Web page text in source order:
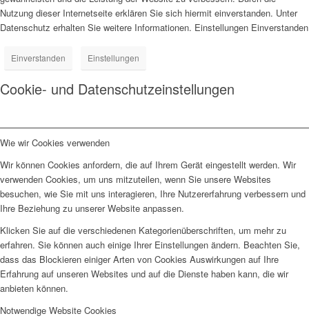
Nutzung dieser Internetseite erklären Sie sich hiermit einverstanden. Unter
Datenschutz erhalten Sie weitere Informationen. Einstellungen Einverstanden
Einverstanden Einstellungen
Cookie- und Datenschutzeinstellungen
Wie wir Cookies verwenden
Wir können Cookies anfordern, die auf Ihrem Gerät eingestellt werden. Wir
verwenden Cookies, um uns mitzuteilen, wenn Sie unsere Websites
besuchen, wie Sie mit uns interagieren, Ihre Nutzererfahrung verbessern und
Ihre Beziehung zu unserer Website anpassen.
Klicken Sie auf die verschiedenen Kategorienüberschriften, um mehr zu
erfahren. Sie können auch einige Ihrer Einstellungen ändern. Beachten Sie,
dass das Blockieren einiger Arten von Cookies Auswirkungen auf Ihre
Erfahrung auf unseren Websites und auf die Dienste haben kann, die wir
anbieten können.
Notwendige Website Cookies